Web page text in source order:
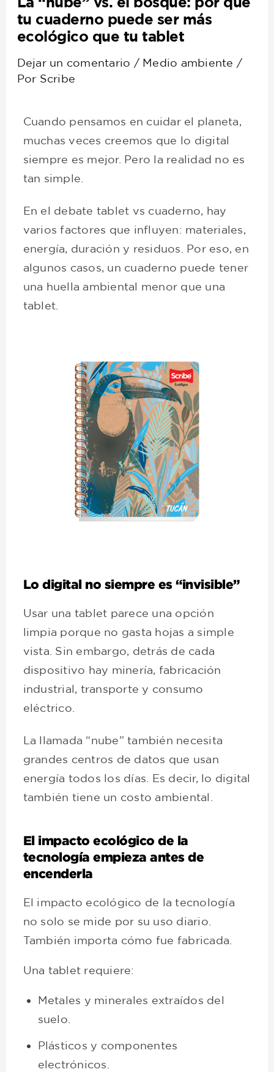
tu cuaderno puede ser más
ecológico que tu tablet
Dejar un comentario / Medio ambiente /
Por Scribe
Cuando pensamos en cuidar el planeta,
muchas veces creemos que lo digital
siempre es mejor. Pero la realidad no es
tan simple.
En el debate tablet vs cuaderno, hay
varios factores que influyen: materiales,
energía, duración y residuos. Por eso, en
algunos casos, un cuaderno puede tener
una huella ambiental menor que una
tablet.
Lo digital no siempre es “invisible”
Usar una tablet parece una opción
limpia porque no gasta hojas a simple
vista. Sin embargo, detrás de cada
dispositivo hay minería, fabricación
industrial, transporte y consumo
eléctrico.
La llamada “nube” también necesita
grandes centros de datos que usan
energía todos los días. Es decir, lo digital
también tiene un costo ambiental.
El impacto ecológico de la
tecnología empieza antes de
encenderla
El impacto ecológico de la tecnología
no solo se mide por su uso diario.
También importa cómo fue fabricada.
Una tablet requiere:
Metales y minerales extraídos del
suelo.
Plásticos y componentes
electrónicos.